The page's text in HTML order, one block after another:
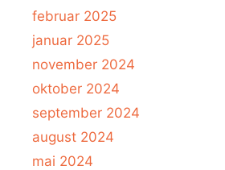
februar 2025
januar 2025
november 2024
oktober 2024
september 2024
august 2024
mai 2024